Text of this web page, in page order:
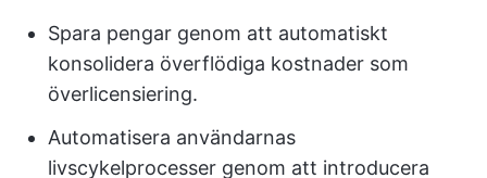
Spara pengar genom att automatiskt
konsolidera överflödiga kostnader som
överlicensiering.
Automatisera användarnas
livscykelprocesser genom att introducera